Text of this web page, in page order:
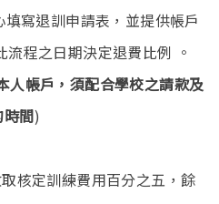
寫退訓申請表，並提供帳戶
程之日期決定退費比例 。
人帳戶，須配合學校之請款及
間)
核定訓練費用百分之五，餘